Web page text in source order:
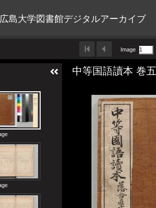
広島大学図書館デジタルアーカイブ